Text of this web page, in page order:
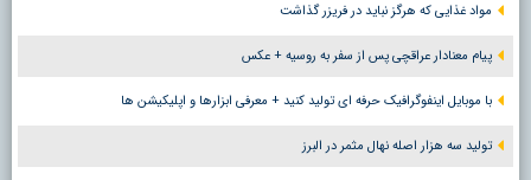
مواد غذایی که هرگز نباید در فریزر گذاشت
پیام معنادار عراقچی پس از سفر به روسیه + عکس
با موبایل اینفوگرافیک حرفه ای تولید کنید + معرفی ابزارها و اپلیکیشن ها
تولید سه هزار اصله نهال مثمر در البرز